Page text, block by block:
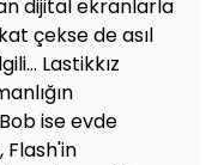
dijital ekranlarla
çekse de asıl
Lastikkız
ise evde
Flash'in